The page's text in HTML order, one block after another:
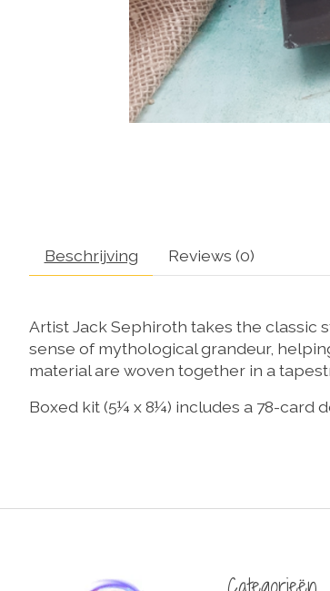
Beschrijving Reviews (0)
Artist Jack Sephiroth takes the classic
sense of mythological grandeur,
material are woven together in a
Boxed kit (5¼ x 8¼) includes a 78-card